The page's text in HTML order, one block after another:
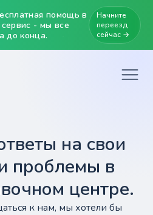
помощь в
- мы все
до конца.
Начните
переезд
сейчас →
на свои
проблемы в
центре.
к нам, мы хотели бы